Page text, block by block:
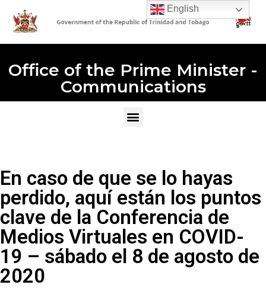
Office of the Prime Minister -
Communications
En caso de que se lo hayas
perdido, aquí están los puntos
clave de la Conferencia de
Medios Virtuales en COVID-
19 – sábado el 8 de agosto de
2020
English